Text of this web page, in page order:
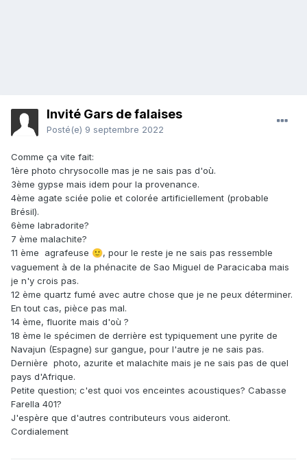
Invité Gars de falaises
Posté(e) 9 septembre 2022
Comme ça vite fait:
1ère photo chrysocolle mas je ne sais pas d'où.
3ème gypse mais idem pour la provenance.
4ème agate sciée polie et colorée artificiellement (probable
Brésil).
6ème labradorite?
7 ème malachite?
11 ème agrafeuse 🙂, pour le reste je ne sais pas ressemble
vaguement à de la phénacite de Sao Miguel de Paracicaba mais
je n'y crois pas.
12 ème quartz fumé avec autre chose que je ne peux déterminer.
En tout cas, pièce pas mal.
14 ème, fluorite mais d'où ?
18 ème le spécimen de derrière est typiquement une pyrite de
Navajun (Espagne) sur gangue, pour l'autre je ne sais pas.
Dernière photo, azurite et malachite mais je ne sais pas de quel
pays d'Afrique.
Petite question; c'est quoi vos enceintes acoustiques? Cabasse
Farella 401?
J'espère que d'autres contributeurs vous aideront.
Cordialement